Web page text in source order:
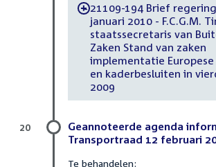
-21109-194 Brief
januari 2010 - F.C.G.M.
staatssecretaris van
Zaken Stand van zaken
implementatie
en kaderbesluiten in
2009
Geannoteerde agenda
Transportraad 12 februari
Te behandelen:
20